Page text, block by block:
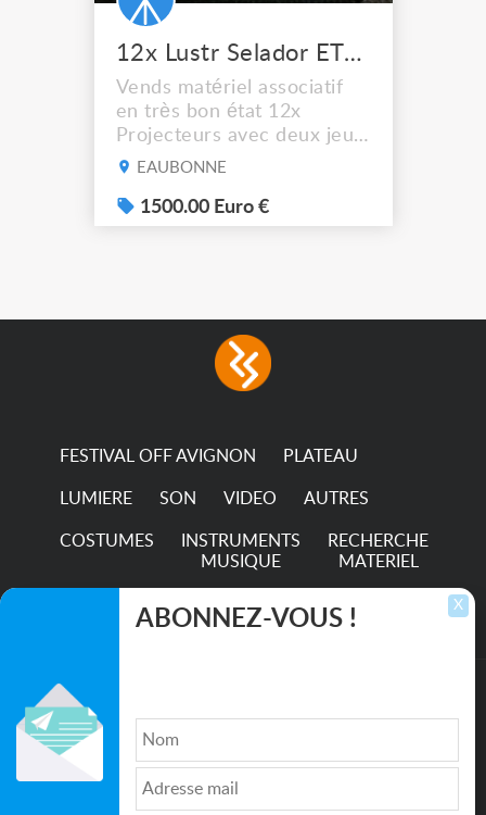
12x Lustr Selador ETC Led 7x colors filtres
Vends matériel associatif
en très bon état 12x
Projecteurs avec deux jeux
de filtre filtre Lustr Selador
system – seven colour
LEDs providing the
consumption The
permanence of a 50,000-
EAUBONNE
1500.00 Euro €
FESTIVAL OFF AVIGNON PLATEAU
LUMIERE SON VIDEO AUTRES
COSTUMES
INSTRUMENTS
MUSIQUE
RECHERCHE
MATERIEL
TRANSPORTS
Qui sommes nous ?| Médias
Politique de confidentialité| Partenaires|
X
ABONNEZ-VOUS !